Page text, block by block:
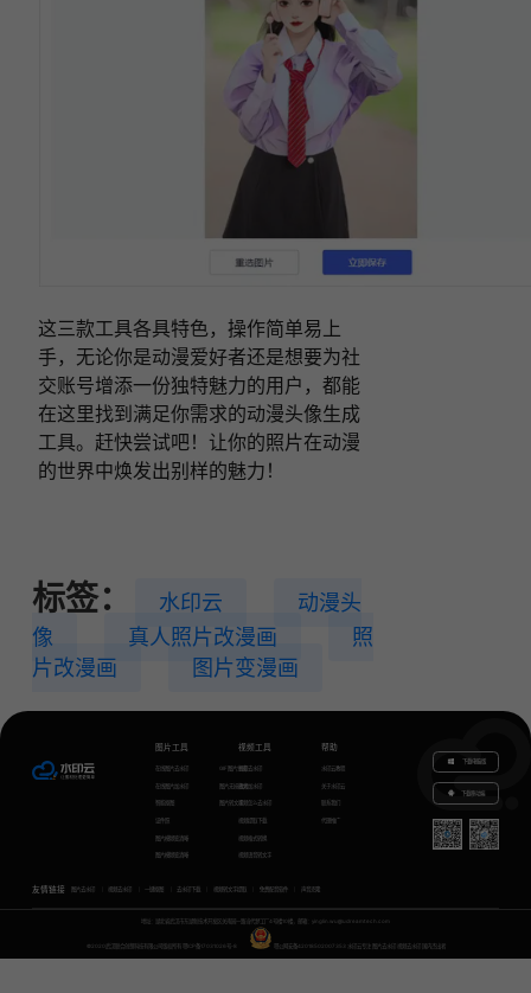
这三款工具各具特色，操作简单易上
手，无论你是动漫爱好者还是想要为社
交账号增添一份独特魅力的用户，都能
在这里找到满足你需求的动漫头像生成
工具。赶快尝试吧！让你的照片在动漫
的世界中焕发出别样的魅力！
标签： 水印云
动漫头
像
真人照片改漫画
照
片改漫画
图片变漫画
图片工具
在线图片去水印
在线图片加水印
智能抠图
证件照
图片模糊变清晰
图片模糊变清晰
GIF图片生成
图片无损放大
图片转文字
视频工具
视频去水印
视频加水印
视频怎么去水印
视频提取下载
视频格式转换
视频语音转文字
帮助
水印云教程
关于水印云
联系我们
代理推广
下载电脑版
下载移动端
友情链接 图片去水印 视频去水印 一键抠图 去水印下载 视频转文字提取 免费配音软件 声音克隆
地址：湖北省武汉市东湖新技术开发区关南园一路当代梦工厂4号楼10楼，邮箱：yinglin.wu@udreamtech.com
©2020武汉联合创想科技有限公司版权所有 鄂ICP备17031026号-8 鄂公网安备42018502007353 水印云专注 图片去水印 视频去水印 国内杰出者